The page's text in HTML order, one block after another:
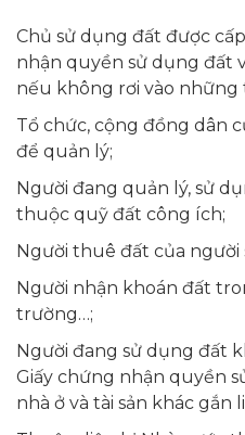
Chủ sử dụng đất được
nhận quyền sử dụng đất
nếu không rơi vào những
Tổ chức, cộng đồng dân
để quản lý;
Người đang quản lý, sử
thuộc quỹ đất công ích;
Người thuê đất của người
Người nhận khoán đất
trường…;
Người đang sử dụng đất
Giấy chứng nhận quyền
nhà ở và tài sản khác gắn